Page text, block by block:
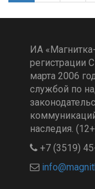
ИА
марта 2006
службой по
наследия.
+7 (3519)